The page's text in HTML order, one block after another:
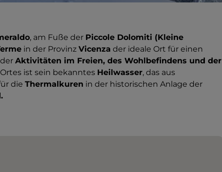
, am Fuße der Piccole Dolomiti (Kleine
in der Provinz Vicenza der ideale Ort für einen
Aktivitäten im Freien, des Wohlbefindens und der
ist sein bekanntes Heilwasser, das aus
die Thermalkuren in der historischen Anlage der